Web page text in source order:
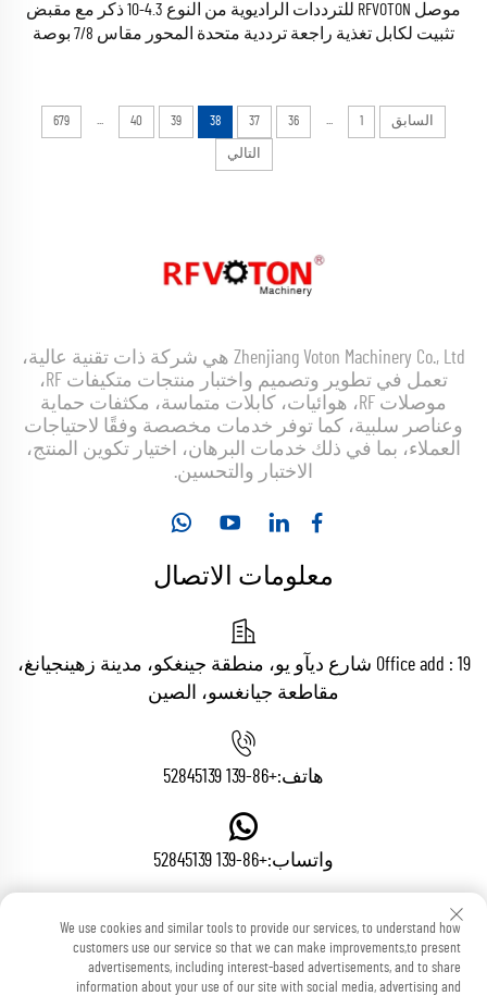
موصل RFVOTON للترددات الراديوية من النوع 4.3-10 ذكر مع مقبض
تثبيت لكابل تغذية راجعة ترددية متحدة المحور مقاس 7/8 بوصة
السابق 1
...
36
37
38
39
40
...
679
التالي
Zhenjiang Voton Machinery Co., Ltd هي شركة ذات تقنية عالية،
تعمل في تطوير وتصميم واختبار منتجات متكيفات RF،
موصلات RF، هوائيات، كابلات متماسة، مكثفات حماية
وعناصر سلبية، كما توفر خدمات مخصصة وفقًا لاحتياجات
العملاء، بما في ذلك خدمات البرهان، اختيار تكوين المنتج،
الاختبار والتحسين.
معلومات الاتصال
Office add : 19 شارع ديآو يو، منطقة جينغكو، مدينة زهينجيانغ،
مقاطعة جيانغسو، الصين
هاتف:+86-139 52845139
واتساب:+86-139 52845139
البريد الإلكتروني:[email protected]
We use cookies and similar tools to provide our services, to understand how
customers use our service so that we can make improvements,to present
advertisements, including interest-based advertisements, and to share
information about your use of our site with social media, advertising and